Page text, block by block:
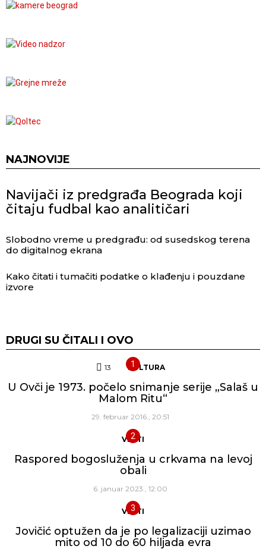
NAJNOVIJE
Navijači iz predgrađa Beograda koji
čitaju fudbal kao analitičari
Slobodno vreme u predgrađu: od susedskog terena
do digitalnog ekrana
Kako čitati i tumačiti podatke o klađenju i pouzdane
izvore
DRUGI SU ČITALI I OVO
13 Komentara
KULTURA
U Ovči je 1973. počelo snimanje serije „Salaš u
Malom Ritu“
29. februar 2016., 20:51
VESTI
Raspored bogosluženja u crkvama na levoj
obali
6. januar 2023., 12:00
VESTI
Jovičić optužen da je po legalizaciji uzimao
mito od 10 do 60 hiljada evra